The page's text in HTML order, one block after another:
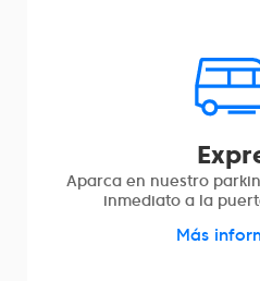
Aparca en nuestro
inmediato a la
Más